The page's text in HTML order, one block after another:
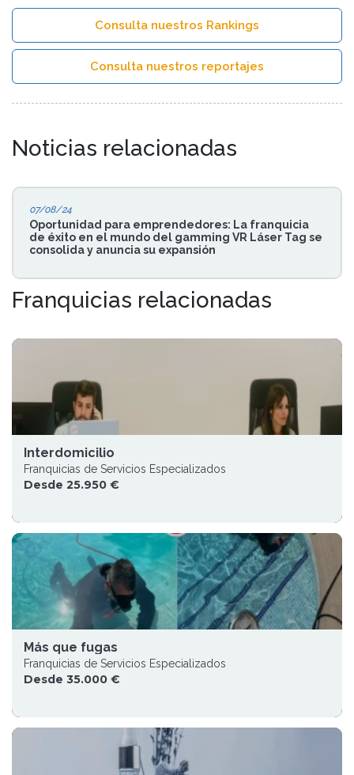
Consulta nuestros Rankings
Consulta nuestros reportajes
Noticias relacionadas
07/08/24
Oportunidad para emprendedores: La franquicia
de éxito en el mundo del gamming VR Láser Tag se
consolida y anuncia su expansión
Franquicias relacionadas
Interdomicilio
Franquicias de Servicios Especializados
Desde 25.950 €
Más que fugas
Franquicias de Servicios Especializados
Desde 35.000 €